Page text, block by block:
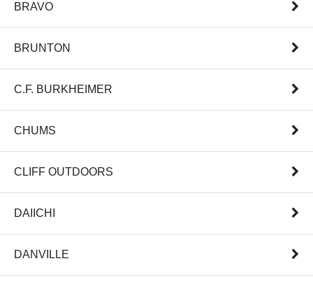
BRAVO
BRUNTON
C.F. BURKHEIMER
CHUMS
CLIFF OUTDOORS
DAIICHI
DANVILLE